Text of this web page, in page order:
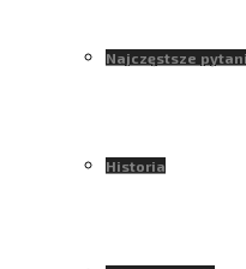
Najczęstsze
Historia